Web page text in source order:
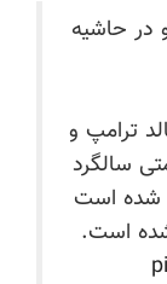
در حاشیه
ترامپ و
سالگرد
منتشر شده است
است.